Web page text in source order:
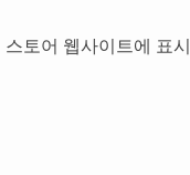
토어 웹사이트에 표